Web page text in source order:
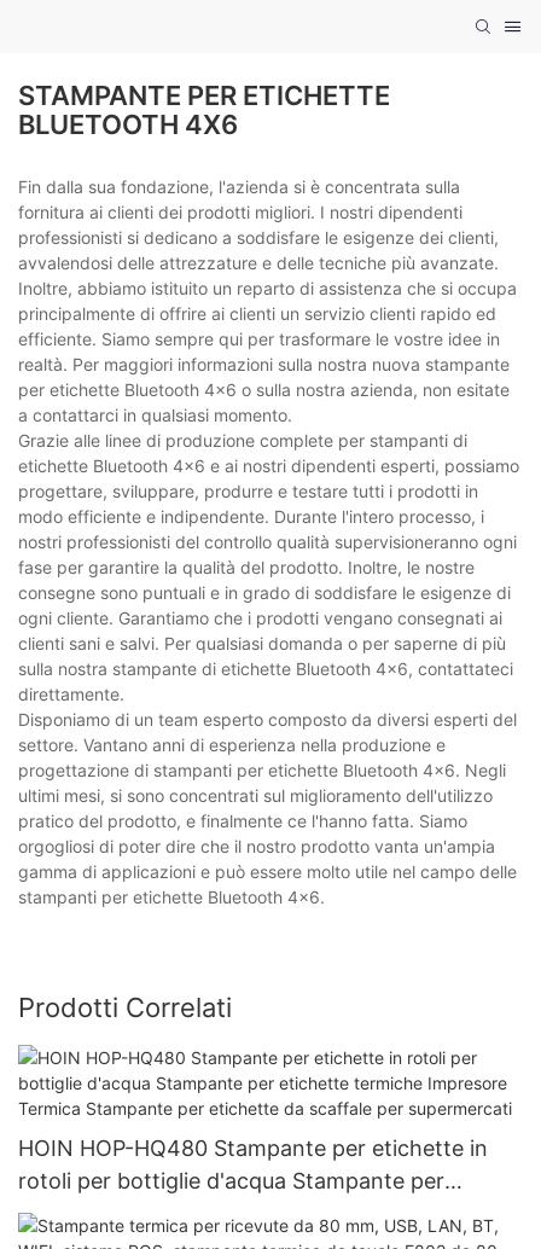
STAMPANTE PER ETICHETTE
BLUETOOTH 4X6
Fin dalla sua fondazione, l'azienda si è concentrata sulla
fornitura ai clienti dei prodotti migliori. I nostri dipendenti
professionisti si dedicano a soddisfare le esigenze dei clienti,
avvalendosi delle attrezzature e delle tecniche più avanzate.
Inoltre, abbiamo istituito un reparto di assistenza che si occupa
principalmente di offrire ai clienti un servizio clienti rapido ed
efficiente. Siamo sempre qui per trasformare le vostre idee in
realtà. Per maggiori informazioni sulla nostra nuova stampante
per etichette Bluetooth 4x6 o sulla nostra azienda, non esitate
a contattarci in qualsiasi momento.
Grazie alle linee di produzione complete per stampanti di
etichette Bluetooth 4x6 e ai nostri dipendenti esperti, possiamo
progettare, sviluppare, produrre e testare tutti i prodotti in
modo efficiente e indipendente. Durante l'intero processo, i
nostri professionisti del controllo qualità supervisioneranno ogni
fase per garantire la qualità del prodotto. Inoltre, le nostre
consegne sono puntuali e in grado di soddisfare le esigenze di
ogni cliente. Garantiamo che i prodotti vengano consegnati ai
clienti sani e salvi. Per qualsiasi domanda o per saperne di più
sulla nostra stampante di etichette Bluetooth 4x6, contattateci
direttamente.
Disponiamo di un team esperto composto da diversi esperti del
settore. Vantano anni di esperienza nella produzione e
progettazione di stampanti per etichette Bluetooth 4x6. Negli
ultimi mesi, si sono concentrati sul miglioramento dell'utilizzo
pratico del prodotto, e finalmente ce l'hanno fatta. Siamo
orgogliosi di poter dire che il nostro prodotto vanta un'ampia
gamma di applicazioni e può essere molto utile nel campo delle
stampanti per etichette Bluetooth 4x6.
Prodotti Correlati
HOIN HOP-HQ480 Stampante per etichette in
rotoli per bottiglie d'acqua Stampante per
etichette termiche Impresore Termica Stampante